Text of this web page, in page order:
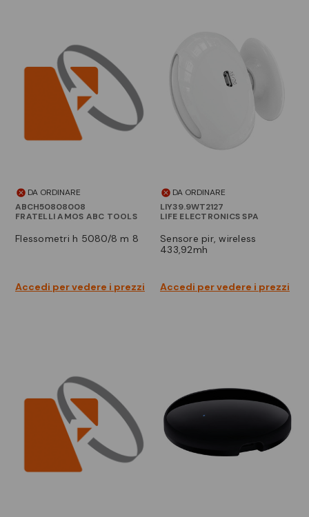
DA ORDINARE
ABCH50808008
FRATELLI AMOS ABC TOOLS
flessometri h 5080/8 m 8
Accedi per vedere i prezzi
DA ORDINARE
LIY39.9WT2127
LIFE ELECTRONICS SPA
sensore pir, wireless
433,92mh
Accedi per vedere i prezzi